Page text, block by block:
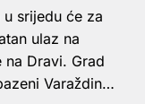
u srijedu će za
ulaz na
na Dravi. Grad
Varaždin…